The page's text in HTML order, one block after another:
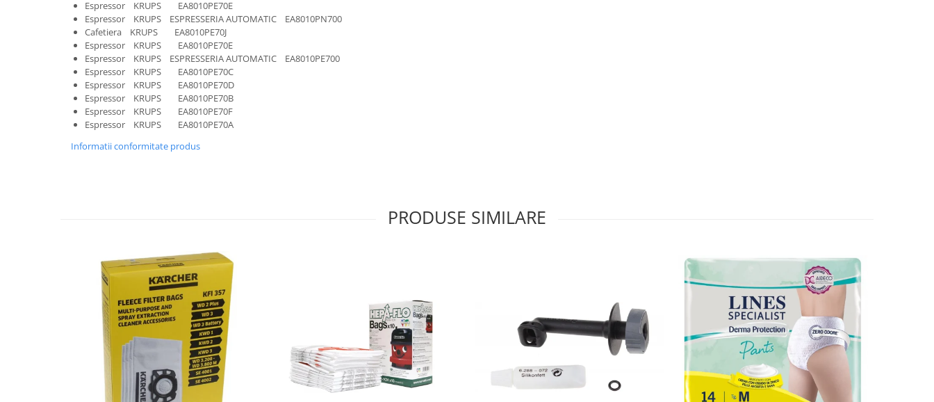
Servere, Componente & UPS
Telecomenzi garaj
Sport & Activitati in aer liber
Accesorii antrenament
Accesorii Fitness
Accesorii sportive
Audio HI-FI & Profesionale
Camere video si sport
Home Cinema & Audio
Playere, Boxe & Casti
Espressor KRUPS EA8010PE70E
Espressor KRUPS ESPRESSERIA AUTOMATIC EA8010PN700
Cafetiera KRUPS EA8010PE70J
Espressor KRUPS EA8010PE70E
Espressor KRUPS ESPRESSERIA AUTOMATIC EA8010PE700
Espressor KRUPS EA8010PE70C
Espressor KRUPS EA8010PE70D
Espressor KRUPS EA8010PE70B
Espressor KRUPS EA8010PE70F
Espressor KRUPS EA8010PE70A
Informatii conformitate produs
PRODUSE SIMILARE